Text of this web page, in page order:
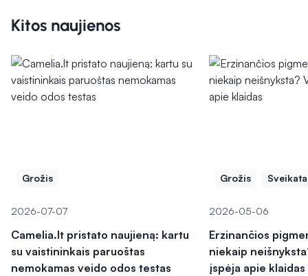
Kitos naujienos
Grožis
2026-07-07
Camelia.lt pristato naujieną: kartu
su vaistininkais paruoštas
nemokamas veido odos testas
Grožis Sveikata
2026-05-06
Erzinančios
niekaip
įspėja apie klaidas